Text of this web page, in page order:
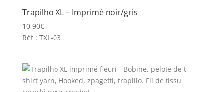
Trapilho XL – Imprimé noir/gris
10,90€
Réf : TXL-03